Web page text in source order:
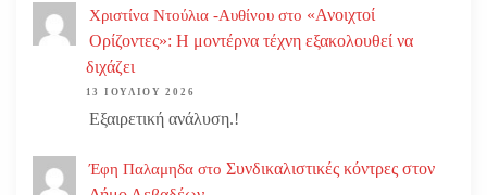
Χριστίνα Ντούλια -Αυθίνου στο «Ανοιχτοί
Ορίζοντες»: Η μοντέρνα τέχνη εξακολουθεί να
διχάζει
13 ΙΟΥΛΊΟΥ 2026
Εξαιρετική ανάλυση.!
Έφη Παλαμηδα στο Συνδικαλιστικές κόντρες στον